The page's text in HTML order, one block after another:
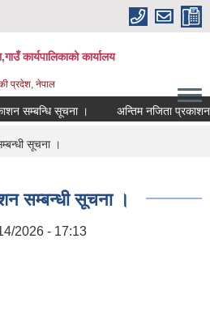
कार्यपालिकाको कार्यालय
प्रदेश, नेपाल
सम्बन्धि सूचना । अन्तिम नजिता प्रकाशन
सूचना ।
सम्बन्धी सूचना ।
2026 - 17:13